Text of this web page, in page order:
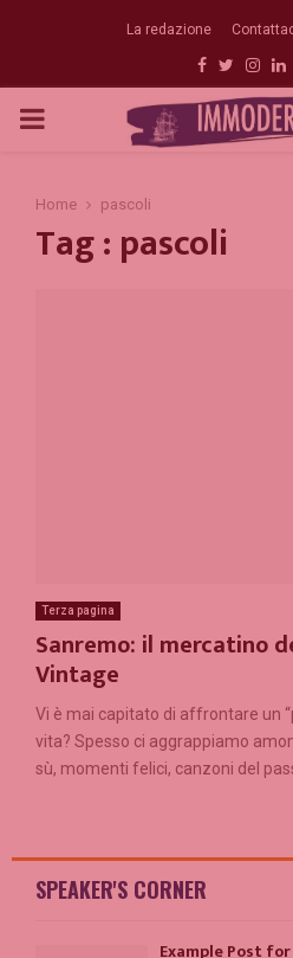
La redazione
Facebook
Twitter
PRIMARY
Home pascoli
Tag : pascoli
Terza pagina
Sanremo: il mercatino
Vintage
Vi è mai capitato di affrontare un
vita? Spesso ci aggrappiamo
sù, momenti felici, canzoni del
SPEAKER'S CORNER
Example Post